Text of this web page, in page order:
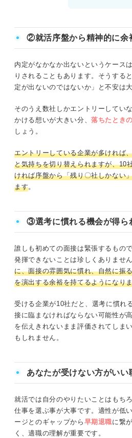
②就活序盤から精神的に余
内定がなかなか出ないというケース
りされることもあります。そうする
定が出ないのではないか」と不安は
そのうえ数社しかエントリーしてい
かける想いが大きい分、落ちたとき
しょう。
エントリーしている企業が多ければ
と気持ちを切り替えられますが、10
ければ序盤から「残り〇社しかない
ます。
③選考に慣れる機会が得ら
誰しも初めての面接は緊張するもの
発揮できないことは珍しくありません
に、面接の雰囲気に慣れ、自然に振
を演出する余裕を持てるようになり
受ける企業が10社だと、選考に慣れ
接に臨まなければならない可能性が
を伝えきれないまま評価されてしま
もしれません。
あなたが受けない方がいい
就活では自分のやりたいことはもち
仕事を選ぶ事が大事です。適性が低
ージとのギャップから 早期退職に繋
く、適職の理解が重要です。